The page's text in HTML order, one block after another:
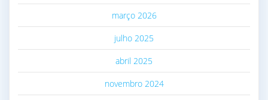
março 2026
julho 2025
abril 2025
novembro 2024